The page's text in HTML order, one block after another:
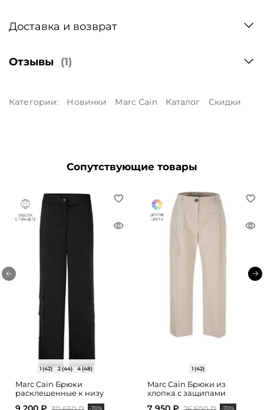
Доставка и возврат
Отзывы (1)
Категории: Новинки Marc Cain Каталог Скидки
Сопутствующие товары
1 (42) 2 (44) 4 (48)
Marc Cain Брюки
расклешенные к низу
-70%
1 (42)
Marc Cain Брюки из
хлопка с защипами
-70%